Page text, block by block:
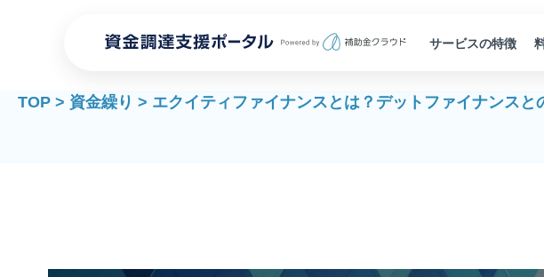
サービスの特徴
TOP > 資金繰り > エクイティファイナンスとは？デットファイナンス